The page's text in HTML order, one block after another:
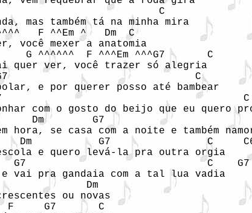
C
mas também tá na minha mira
F ^^Em ^   Dm  C
você mexer a anatomia
G ^^^^^^  F ^^^Em ^^^G7       C
quer ver, você trazer só alegria
C
e por querer posso até bambear
G7
com o gosto do beijo que eu quero
Dm        G7
hora, se casa com a noite e também
Dm           G7
escola e quero levá-la pra outra orgia
G7                              C    G7
vai pra gandaia com a tal lua vadia
Dm
ou novas
F     G7       C